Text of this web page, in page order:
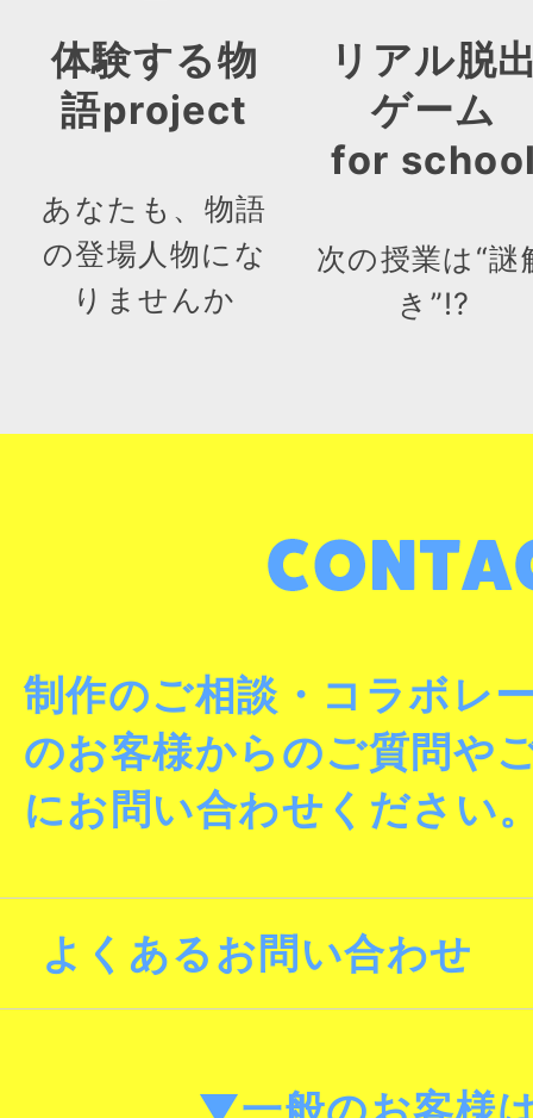
体験する物
語project
あなたも、物語
の登場人物にな
りませんか
リアル脱
ゲーム
for
次の授業は“謎
き”!?
制作のご相談・コラボレ
のお客様からのご質問や
にお問い合わせください
よくあるお問い合わせ